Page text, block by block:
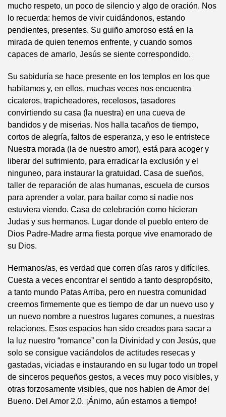
mucho respeto, un poco de silencio y algo de oración. Nos
lo recuerda: hemos de vivir cuidándonos, estando
pendientes, presentes. Su guiño amoroso está en la
mirada de quien tenemos enfrente, y cuando somos
capaces de amarlo, Jesús se siente correspondido.
Su sabiduría se hace presente en los templos en los que
habitamos y, en ellos, muchas veces nos encuentra
cicateros, trapicheadores, recelosos, tasadores
convirtiendo su casa (la nuestra) en una cueva de
bandidos y de miserias. Nos halla tacaños de tiempo,
cortos de alegría, faltos de esperanza, y eso le entristece
Nuestra morada (la de nuestro amor), está para acoger y
liberar del sufrimiento, para erradicar la exclusión y el
ninguneo, para instaurar la gratuidad. Casa de sueños,
taller de reparación de alas humanas, escuela de cursos
para aprender a volar, para bailar como si nadie nos
estuviera viendo. Casa de celebración como hicieran
Judas y sus hermanos. Lugar donde el pueblo entero de
Dios Padre-Madre arma fiesta porque vive enamorado de
su Dios.
Hermanos/as, es verdad que corren días raros y difíciles.
Cuesta a veces encontrar el sentido a tanto despropósito,
a tanto mundo Patas Arriba, pero en nuestra comunidad
creemos firmemente que es tiempo de dar un nuevo uso y
un nuevo nombre a nuestros lugares comunes, a nuestras
relaciones. Esos espacios han sido creados para sacar a
la luz nuestro “romance” con la Divinidad y con Jesús, que
solo se consigue vaciándolos de actitudes resecas y
gastadas, viciadas e instaurando en su lugar todo un tropel
de sinceros pequeños gestos, a veces muy poco visibles, y
otras forzosamente visibles, que nos hablen de Amor del
Bueno. Del Amor 2.0. ¡Ánimo, aún estamos a tiempo!